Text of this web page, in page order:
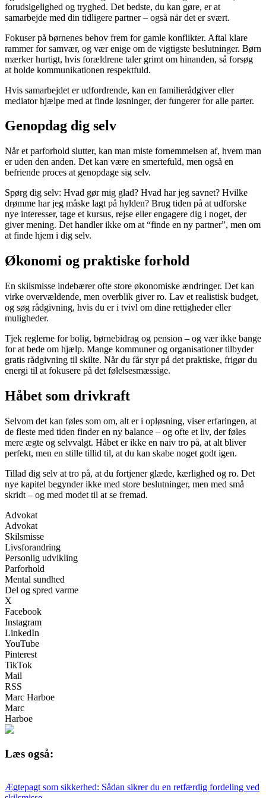
forudsigelighed og tryghed. Det bedste, du kan gøre, er at
samarbejde med din tidligere partner – også når det er svært.
Fokuser på børnenes behov frem for gamle konflikter. Aftal klare
rammer for samvær, og vær enige om de vigtigste beslutninger. Børn
mærker hurtigt, hvis forældrene taler grimt om hinanden, så forsøg
at holde kommunikationen respektfuld.
Hvis samarbejdet er udfordrende, kan en familierådgiver eller
mediator hjælpe med at finde løsninger, der fungerer for alle parter.
Genopdag dig selv
Når et parforhold slutter, kan man miste fornemmelsen af, hvem man
er uden den anden. Det kan være en smertefuld, men også en
befriende proces at genopdage sig selv.
Spørg dig selv: Hvad gør mig glad? Hvad har jeg savnet? Hvilke
drømme har jeg måske lagt på hylden? Brug tiden på at udforske
nye interesser, tage et kursus, rejse eller engagere dig i noget, der
giver mening. Det handler ikke om at “finde en ny partner”, men om
at finde hjem i dig selv.
Økonomi og praktiske forhold
En skilsmisse indebærer ofte store økonomiske ændringer. Det kan
virke overvældende, men overblik giver ro. Lav et realistisk budget,
og søg rådgivning, hvis du er i tvivl om dine rettigheder eller
muligheder.
Tjek reglerne for bolig, børnebidrag og pension – og vær ikke bange
for at bede om hjælp. Mange kommuner og organisationer tilbyder
gratis rådgivning til skilte. Når du får styr på det praktiske, frigør du
energi til at fokusere på det følelsesmæssige.
Håbet som drivkraft
Selvom det kan føles som om, alt er i opløsning, viser erfaringen, at
de fleste med tiden finder en ny balance – og ofte et liv, der føles
mere ægte og selvvalgt. Håbet er ikke en naiv tro på, at alt bliver
perfekt, men en stille tillid til, at du kan skabe noget godt igen.
Tillad dig selv at tro på, at du fortjener glæde, kærlighed og ro. Det
nye kapitel begynder ikke med store beslutninger, men med små
skridt – og med modet til at se fremad.
Advokat
Advokat
Skilsmisse
Livsforandring
Personlig udvikling
Parforhold
Mental sundhed
Del og spred varme
X
Facebook
Instagram
LinkedIn
YouTube
Pinterest
TikTok
Mail
RSS
Marc Harboe
Marc
Harboe
Læs også:
Ægtepagt som sikkerhed: Sådan sikrer du en retfærdig fordeling ved